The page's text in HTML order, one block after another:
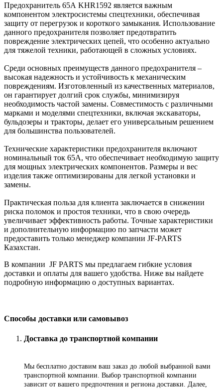
Предохранитель 65А KHR1592 является важным
компонентом электросистемы спецтехники, обеспечивая
защиту от перегрузок и короткого замыкания. Использование
данного предохранителя позволяет предотвратить
повреждение электрических цепей, что особенно актуально
для тяжелой техники, работающей в сложных условиях.
Среди основных преимуществ данного предохранителя –
высокая надежность и устойчивость к механическим
повреждениям. Изготовленный из качественных материалов,
он гарантирует долгий срок службы, минимизируя
необходимость частой замены. Совместимость с различными
марками и моделями спецтехники, включая экскаваторы,
бульдозеры и тракторы, делает его универсальным решением
для большинства пользователей.
Технические характеристики предохранителя включают
номинальный ток 65А, что обеспечивает необходимую защиту
для мощных электрических компонентов. Размеры и вес
изделия также оптимизированы для легкой установки и
замены.
Практическая польза для клиента заключается в снижении
риска поломок и простоя техники, что в свою очередь
увеличивает эффективность работы. Точные характеристики
и дополнительную информацию по запчасти может
предоставить только менеджер компании JF-PARTS
Казахстан.
В компании JF PARTS мы предлагаем гибкие условия
доставки и оплаты для вашего удобства. Ниже вы найдете
подробную информацию о доступных вариантах.
Способы доставки или самовывоз
Доставка до транспортной компании
Мы бесплатно доставим ваш заказ до любой выбранной вами
транспортной компании. Выбор транспортной компании
зависит от вашего предпочтения и региона доставки. Далее,